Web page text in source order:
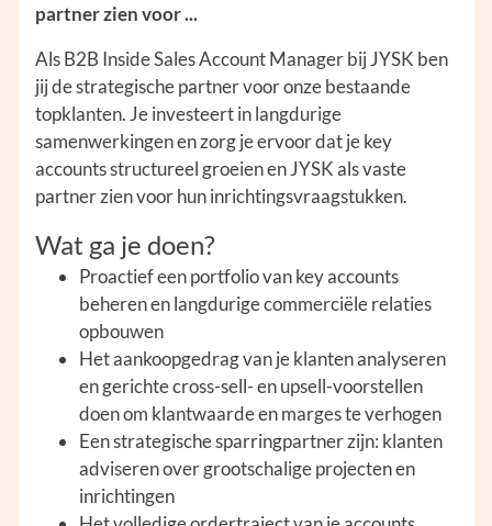
partner zien voor ...
Als B2B Inside Sales Account Manager bij JYSK ben
jij de strategische partner voor onze bestaande
topklanten. Je investeert in langdurige
samenwerkingen en zorg je ervoor dat je key
accounts structureel groeien en JYSK als vaste
partner zien voor hun inrichtingsvraagstukken.
Wat ga je doen?
Proactief een portfolio van key accounts
beheren en langdurige commerciële relaties
opbouwen
Het aankoopgedrag van je klanten analyseren
en gerichte cross-sell- en upsell-voorstellen
doen om klantwaarde en marges te verhogen
Een strategische sparringpartner zijn: klanten
adviseren over grootschalige projecten en
inrichtingen